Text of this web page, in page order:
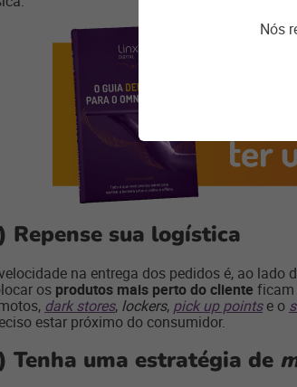
Repense sua logística
na entrega dos pedidos é, ao
os produtos mais perto do cliente ficam
dark stores, lockers, pick up pointse o
estar próximo do consumidor.
Tenha uma estratégia de
Nós